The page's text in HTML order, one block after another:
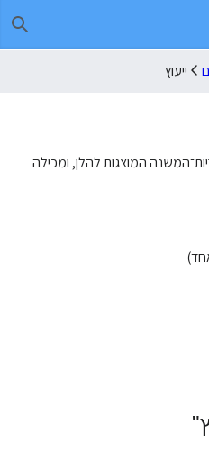
ייעוץ
מכילה את 3 קטגוריות־המשנה המוצגות להלן, ומכילה